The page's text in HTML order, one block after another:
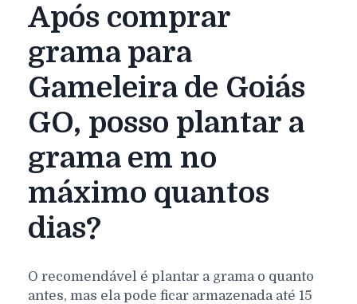
Após comprar
grama para
Gameleira de Goiás
GO, posso plantar a
grama em no
máximo quantos
dias?
O recomendável é plantar a grama o quanto
antes, mas ela pode ficar armazenada até 15